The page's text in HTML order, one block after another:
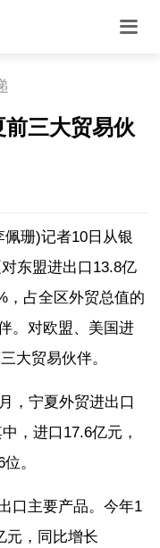
一带一路
湾区
老年
三大贸易伙
珊)记者10日从银
东盟进出口13.8亿
，占全区外贸总值的
。对欧盟、美国进
大贸易伙伴。
，宁夏外贸进出口
，进口17.6亿元，
。
口主要产品。今年1
元，同比增长